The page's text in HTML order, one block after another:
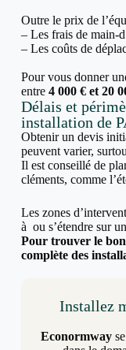
Outre le prix de
– Les frais de main-
– Les coûts de
Pour vous donner
entre 4 000 € et 20
Délais et
installation de
Obtenir un devis
peuvent varier,
Il est conseillé de
cléments, comme
Les zones
à ou s’étendre sur
Pour trouver le
complète des
Installez
Econormway